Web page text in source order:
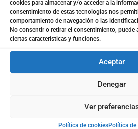
cookies para almacenar y/o acceder a la
consentimiento de estas tecnologías nos
comportamiento de navegación o las
No consentir o retirar el consentimiento, puede
ciertas características y funciones.
Aceptar
Denegar
Ver
Política de cookiesPolítica de
Apellidos
Email*
*